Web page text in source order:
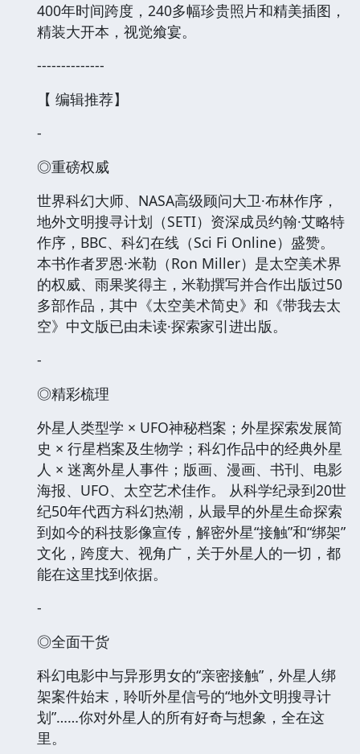
400年时间跨度，240多幅珍贵照片和精美插图，
精装大开本，视觉飨宴。
--------------
【 编辑推荐】
-
◎重磅权威
世界科幻大师、NASA高级顾问大卫·布林作序，
地外文明搜寻计划（SETI）资深成员约翰·艾略特
作序，BBC、科幻在线（Sci Fi Online）盛赞。
本书作者罗恩·米勒（Ron Miller）是太空美术界
的权威、雨果奖得主，米勒撰写并合作出版过50
多部作品，其中《太空美术简史》和《带我去太
空》中文版已由未读·探索家引进出版。
-
◎精彩梳理
外星人类型学 × UFO神秘档案；外星探索发展简
史 × 行星档案及生物学；科幻作品中的经典外星
人 × 迷离外星人事件；版画、漫画、书刊、电影
海报、UFO、太空艺术佳作。 从科学纪录到20世
纪50年代西方科幻热潮，从最早的外星生命探索
到如今的科技影像宣传，解密外星“接触”和“绑架”
文化，跨度大、视角广，关于外星人的一切，都
能在这里找到依据。
-
◎全面干货
科幻电影中与异形男女的“亲密接触”，外星人绑
架案件始末，聆听外星信号的“地外文明搜寻计
划”……你对外星人的所有好奇与想象，全在这
里。